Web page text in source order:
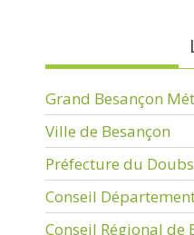
Grand Besançon
Ville de Besançon
Préfecture du Doubs
Conseil
Conseil Régional de